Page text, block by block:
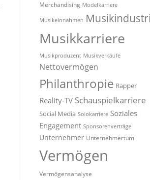
Merchandising Modelkarriere
Musikeinnahmen
Musikkarriere
Musikproduzent Musikverkäufe
Nettovermögen
Philanthropie Rapper
Reality-TV Schauspielkarriere
Social Media Solokarriere Soziales
Engagement Sponsorenverträge
Unternehmer Unternehmertum
Vermögen
Vermögensanalyse